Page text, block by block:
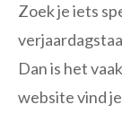
Zoek je iets
Dan is het
website vind